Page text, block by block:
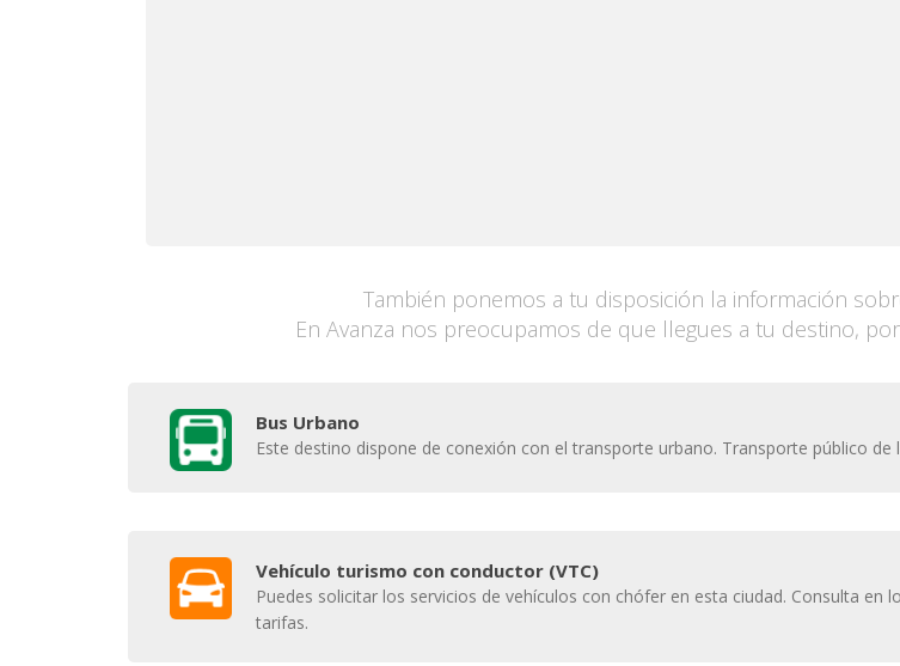
También ponemos a tu disposición la información
En Avanza nos preocupamos de que llegues a tu destino,
Bus Urbano
Este destino dispone de conexión con el transporte urbano. Transporte público
Vehículo turismo con conductor (VTC)
Puedes solicitar los servicios de vehículos con chófer en esta ciudad. Consulta
tarifas.